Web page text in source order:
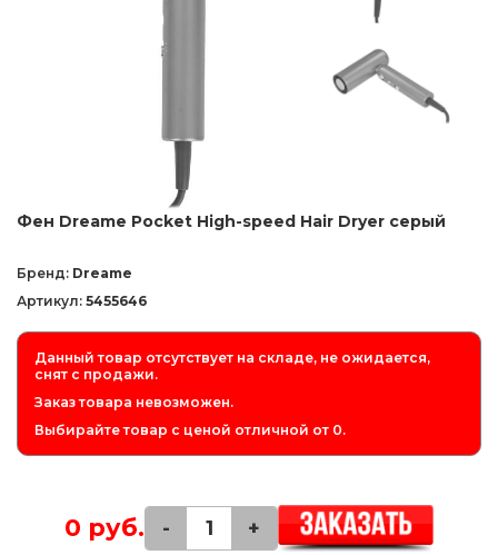
Фен Dreame Pocket High-speed Hair Dryer серый
Бренд: Dreame
Артикул: 5455646
Данный товар отсутствует на складе, не ожидается,
снят с продажи.
Заказ товара невозможен.
Выбирайте товар с ценой отличной от 0.
0 руб. - +